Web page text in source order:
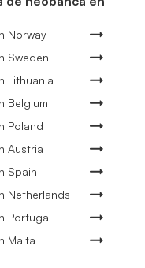
Norway
Sweden
Lithuania
Belgium
Poland
Austria
Spain
Netherlands
Portugal
Malta